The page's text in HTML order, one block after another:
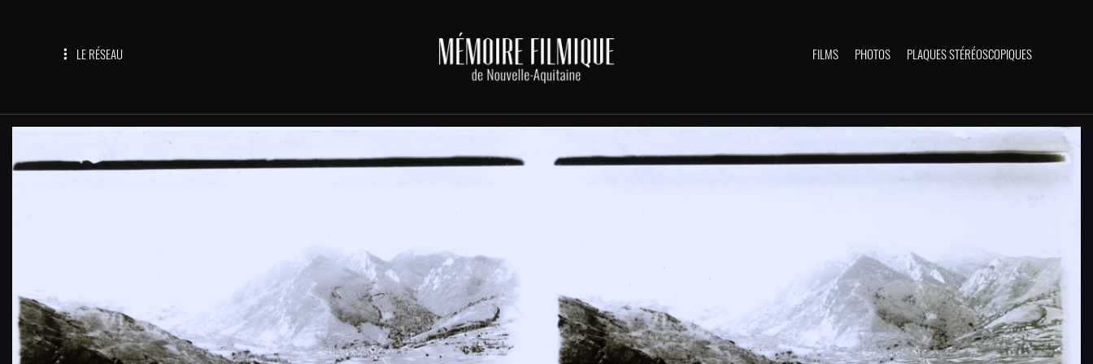
LE RÉSEAU FILMS PHOTOS PLAQUES STÉRÉOSCOPIQUES